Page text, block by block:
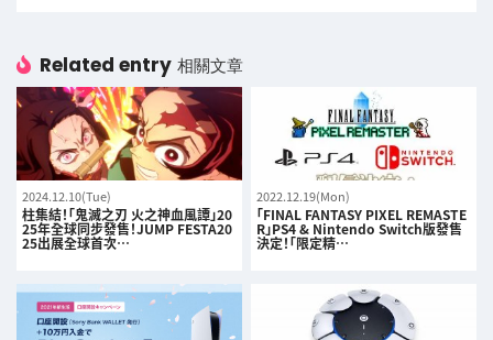
Related entry 相關文章
2024.12.10(Tue)
柱集結！「鬼滅之刃 火之神血風譚」20
25年全球同步發售！JUMP FESTA20
25出展全球首次…
2022.12.19(Mon)
「FINAL FANTASY PIXEL REMASTE
R」PS4 & Nintendo Switch版發售
決定！「限定精…